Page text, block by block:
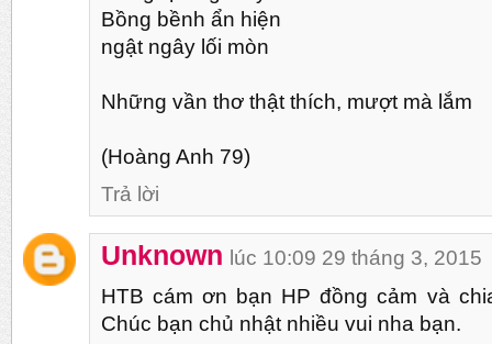
Bồng bềnh ẩn hiện
ngật ngây lối mòn
Những vần thơ thật thích, mượt mà lắm
(Hoàng Anh 79)
Trả lời
Unknown lúc 10:09 29 tháng 3, 2015
HTB cám ơn bạn HP đồng cảm và
Chúc bạn chủ nhật nhiều vui nha bạn.